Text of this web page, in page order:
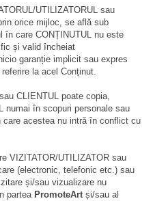
UTILIZATORUL sau
orice mijloc, se află sub
în care CONȚINUTUL nu este
și valid încheiat
garanție implicit sau expres
la acel Conținut.
CLIENTUL poate copia,
numai în scopuri personale sau
acestea nu intră în conflict cu
VIZITATOR/UTILIZATOR sau
(electronic, telefonic etc.) sau
și/sau vizualizare nu
partea PromoteArtși/sau al